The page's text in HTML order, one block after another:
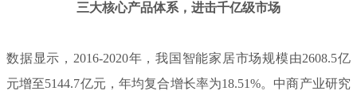
三大核心产品体系，进击千亿级市场
数据显示，2016-2020年，我国智能家居市场规模由2608.5亿
元增至5144.7亿元，年均复合增长率为18.51%。中商产业研究